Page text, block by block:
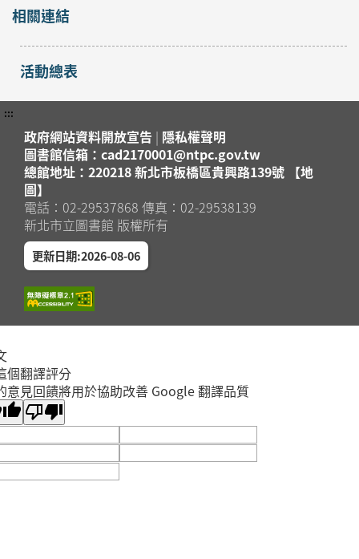
相關連結
活動總表
:::
政府網站資料開放宣告 | 隱私權聲明
圖書館信箱：cad2170001@ntpc.gov.tw
總館地址：220218 新北市板橋區貴興路139號 【地
圖】
電話：02-29537868 傳真：02-29538139
新北市立圖書館 版權所有
更新日期:2026-08-06
個翻譯評分
意見回饋將用於協助改善 Google 翻譯品質